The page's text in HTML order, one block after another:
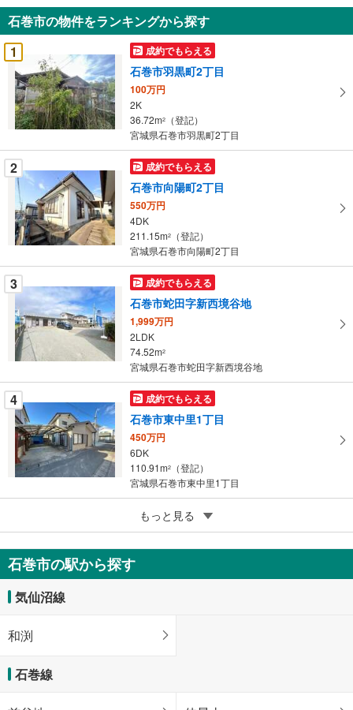
知
を
受
け
取
る
・
条
件
を
マ
ペ
ー
に
保
存
す
る
石巻市の物件をランキングから探す
1
成約でもらえる
石巻市羽黒町2丁目
100万円
2K
36.72m2
（登記）
宮城県石巻市羽黒町2丁目
2 成約でもらえる
石巻市向陽町2丁目
550万円
4DK
211.15m2
（登記）
宮城県石巻市向陽町2丁目
3 成約でもらえる
石巻市蛇田字新西境谷地
1,999万円
2LDK
74.52m2
宮城県石巻市蛇田字新西境谷地
4 成約でもらえる
石巻市東中里1丁目
450万円
6DK
110.91m2
（登記）
宮城県石巻市東中里1丁目
成約でもらえる
石巻市福貴浦字小田浜
1,130万円
3LDK
143.05m （登記）
もっと見る
石巻市の駅から探す
気仙沼線
和渕
石巻線